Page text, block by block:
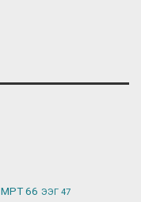
МРТ66 ЭЭГ 47